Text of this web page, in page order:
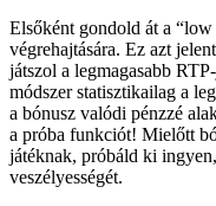
Elsőként gondold át a
végrehajtására. Ez azt
játszol a legmagasabb
módszer statisztikailag a
a bónusz valódi pénzzé
a próba funkciót! Mielőtt
játéknak, próbáld ki
veszélyességét.